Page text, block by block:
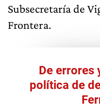
Subsecretaría de
Frontera.
De errores
política de